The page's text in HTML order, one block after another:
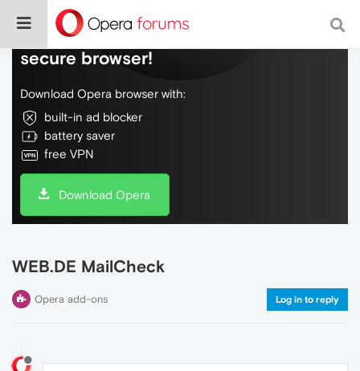
Do more on the web, with a fast and
secure browser!
Download Opera browser with:
built-in ad blocker
battery saver
free VPN
Download Opera
WEB.DE MailCheck
Opera add-ons Log in to reply